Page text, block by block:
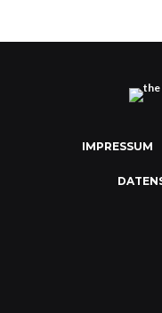
IMPRESSUM